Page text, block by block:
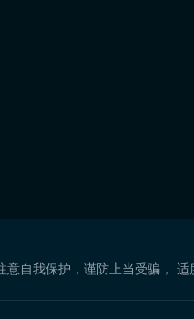
自我保护，谨防上当受骗，